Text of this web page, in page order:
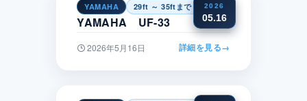
2026
05.16
YAMAHA 29ft ～ 35ftまで 関東
YAMAHA UF-33
2026年5月16日 詳細を見る→